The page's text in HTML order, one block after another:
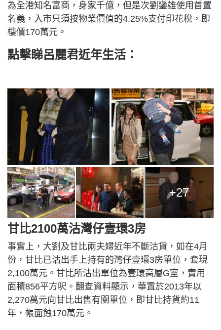
為全港知名富商，身家千億，但是次劉鑾雄使用首置
名義，入市只須按物業價值的4.25%支付印花稅，即
樓價170萬元。
點擊睇呂麗君近年生活：
+27
甘比2100萬沽灣仔壹環3房
事實上，大劉及甘比兩夫婦近年不斷沽貨，如在4月
份，甘比已沽出手上持有的灣仔壹環3房單位，套現
2,100萬元。甘比所沽出單位為壹環高層G室，實用
面積856平方呎。翻查資料顯示，華置於2013年以
2,270萬元向甘比出售有關單位，即甘比持貨約11
年，帳面蝕170萬元。